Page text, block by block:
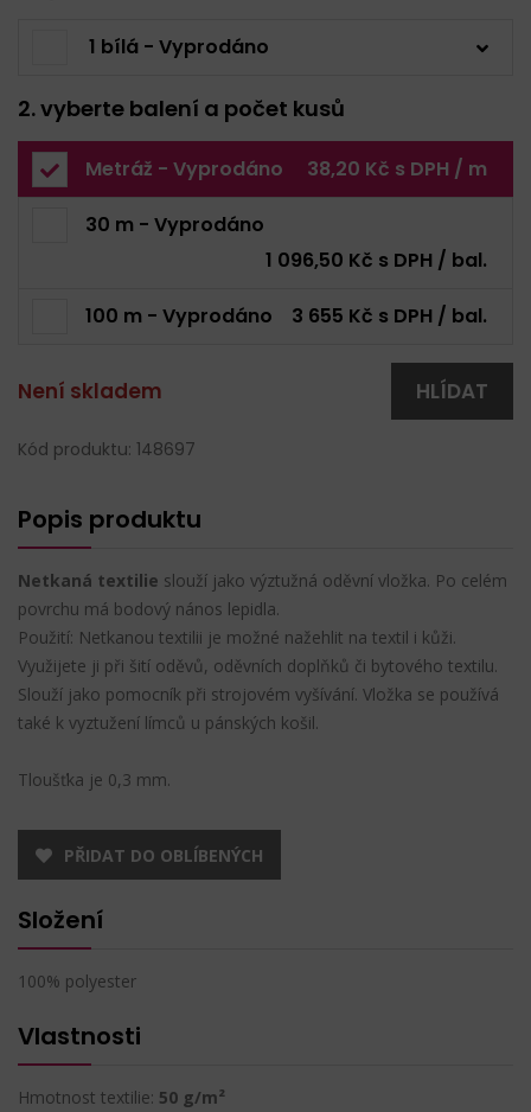
1 bílá - Vyprodáno
2. vyberte balení a počet kusů
Metráž - Vyprodáno 38,20 Kč s DPH / m
30 m - Vyprodáno
1 096,50 Kč s DPH / bal.
100 m - Vyprodáno 3 655 Kč s DPH / bal.
Není skladem HLÍDAT
Kód produktu: 148697
Popis produktu
Netkaná textilie slouží jako výztužná oděvní vložka. Po celém
povrchu má bodový nános lepidla.
Použití: Netkanou textilii je možné nažehlit na textil i kůži.
Využijete ji při šití oděvů, oděvních doplňků či bytového textilu.
Slouží jako pomocník při strojovém vyšívání. Vložka se používá
také k vyztužení límců u pánských košil.
Tloušťka je 0,3 mm.
PŘIDAT DO OBLÍBENÝCH
Složení
100% polyester
Vlastnosti
Hmotnost textilie: 50 g/m²